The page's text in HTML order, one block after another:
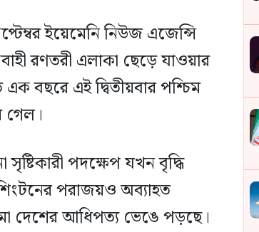
ইয়েমেনি নিউজ এজেন্সি
রণতরী এলাকা ছেড়ে যাওয়ার
বছরে এই দ্বিতীয়বার পশ্চিম
গেল।
সৃষ্টিকারী পদক্ষেপ যখন বৃদ্ধি
পরাজয়ও অব্যাহত
দেশের আধিপত্য ভেঙে পড়ছে।